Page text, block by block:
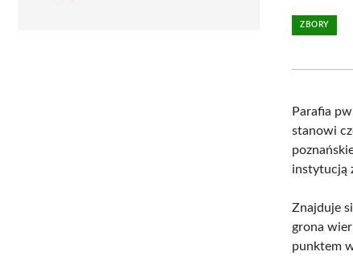
ZBORY
Parafia
stanowi
instytucją
Znajduje
grona
punktem